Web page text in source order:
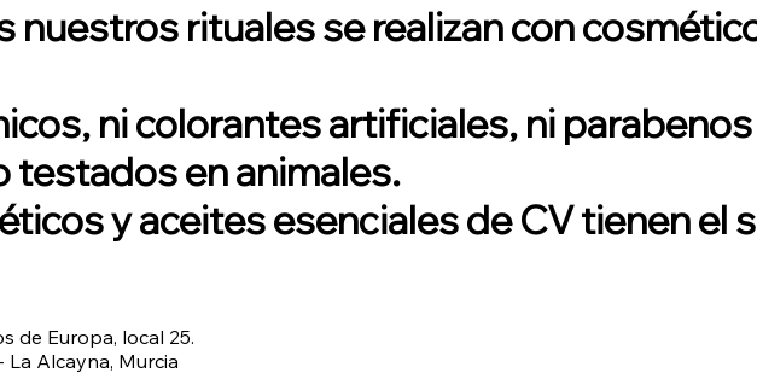
nuestros rituales se realizan con
ni colorantes artificiales, ni
testados en animales.
y aceites esenciales de CV tienen el
de Europa, local 25.
La Alcayna, Murcia